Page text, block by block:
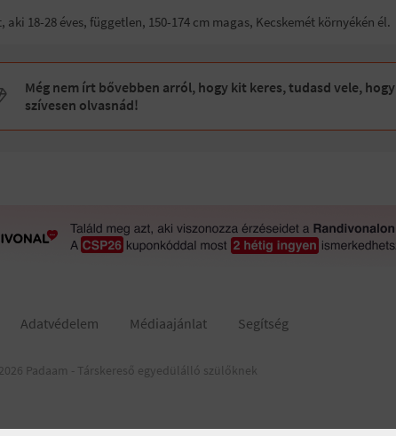
aki 18-28 éves, független, 150-174 cm magas, Kecskemét környékén él.
Még nem írt bővebben arról, hogy kit keres, tudasd vele, hogy
szívesen olvasnád!
Adatvédelem Médiaajánlat Segítség
Padaam - Társkereső egyedülálló szülőknek